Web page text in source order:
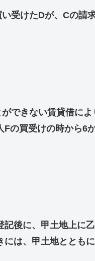
受けたDが、Cの請
できない賃貸借に
Fの買受けの時から6
記後に、甲土地上に
には、甲土地ととも